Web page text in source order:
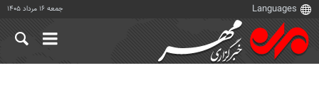
جمعه ۱۶ مرداد ۱۴۰۵